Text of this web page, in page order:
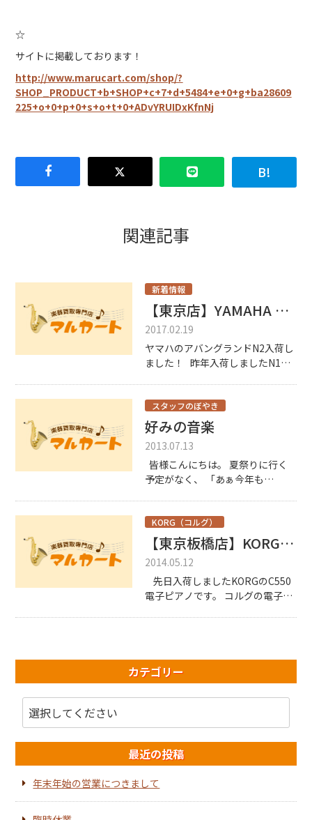
☆
サイトに掲載しております！
http://www.marucart.com/shop/?
SHOP_PRODUCT+b+SHOP+c+7+d+5484+e+0+g+ba28609
225+o+0+p+0+s+o+t+0+ADvYRUIDxKfnNj
関連記事
新着情報
【東京店】YAMAHA N2入荷しました！
2017.02.19
ヤマハのアバングランドN2入荷し
ました！ 昨年入荷しましたN1に
なんと！142kg！ クラビノーバ約
2台分です。電子ピアノの中では超
重 […]
スタッフのぼやき
好みの音楽
2013.07.13
皆様こんにちは。 夏祭りに行く
予定がなく、 「あぁ今年も
で・・・ 偶然見てしまった！とお
っしゃる方もいるとは思います
が、 このブログ […]
KORG（コルグ）
【東京板橋店】KORG C550 珍しい！？コルグの大型電子ピアノ
2014.05.12
先日入荷しましたKORGのC550
電子ピアノです。 コルグの電子ピ
カテゴリー
最近の投稿
年末年始の営業につきまして